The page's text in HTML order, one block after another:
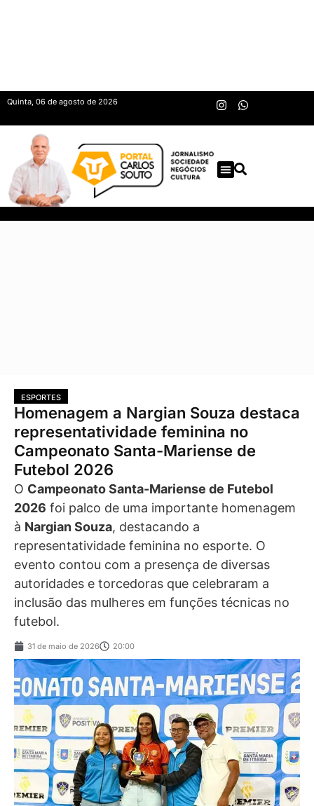
Quinta, 06 de agosto de 2026
ESPORTES
Homenagem a Nargian Souza destaca
representatividade feminina no
Campeonato Santa-Mariense de
Futebol 2026
O Campeonato Santa-Mariense de Futebol
2026 foi palco de uma importante homenagem
à Nargian Souza, destacando a
representatividade feminina no esporte. O
evento contou com a presença de diversas
autoridades e torcedoras que celebraram a
inclusão das mulheres em funções técnicas no
futebol.
31 de maio de 2026 20:00